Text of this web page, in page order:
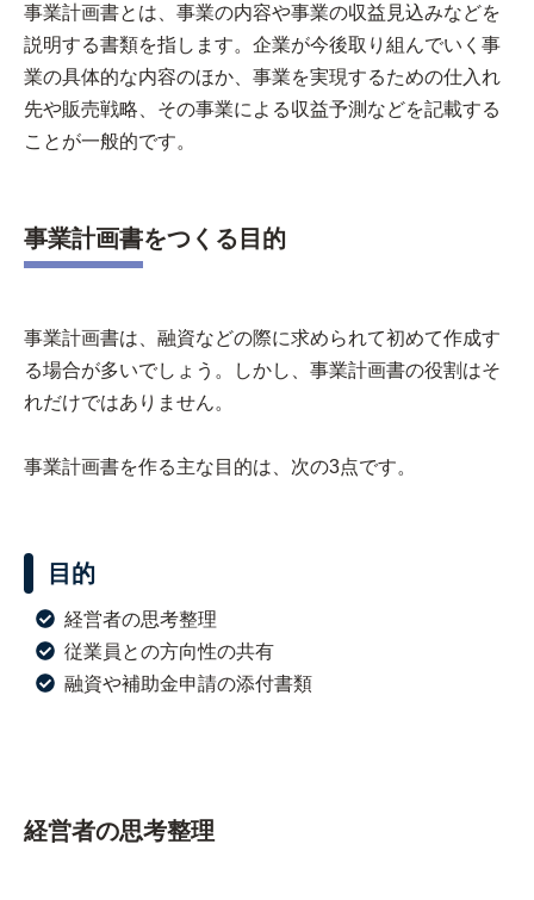
事業計画書とは、事業の内容や事業の収益見込みなどを
説明する書類を指します。企業が今後取り組んでいく事
業の具体的な内容のほか、事業を実現するための仕入れ
先や販売戦略、その事業による収益予測などを記載する
ことが一般的です。
事業計画書をつくる目的
事業計画書は、融資などの際に求められて初めて作成す
る場合が多いでしょう。しかし、事業計画書の役割はそ
れだけではありません。
事業計画書を作る主な目的は、次の3点です。
目的
経営者の思考整理
従業員との方向性の共有
融資や補助金申請の添付書類
経営者の思考整理